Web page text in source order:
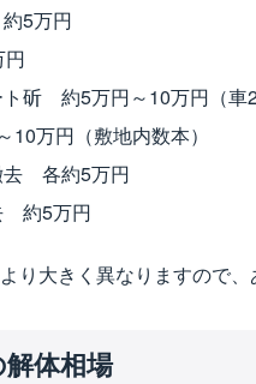
5万円
斫 約5万円～10万円（車
万円（敷地内数本）
去 各約5万円
約5万円
り大きく異なりますので、
体相場